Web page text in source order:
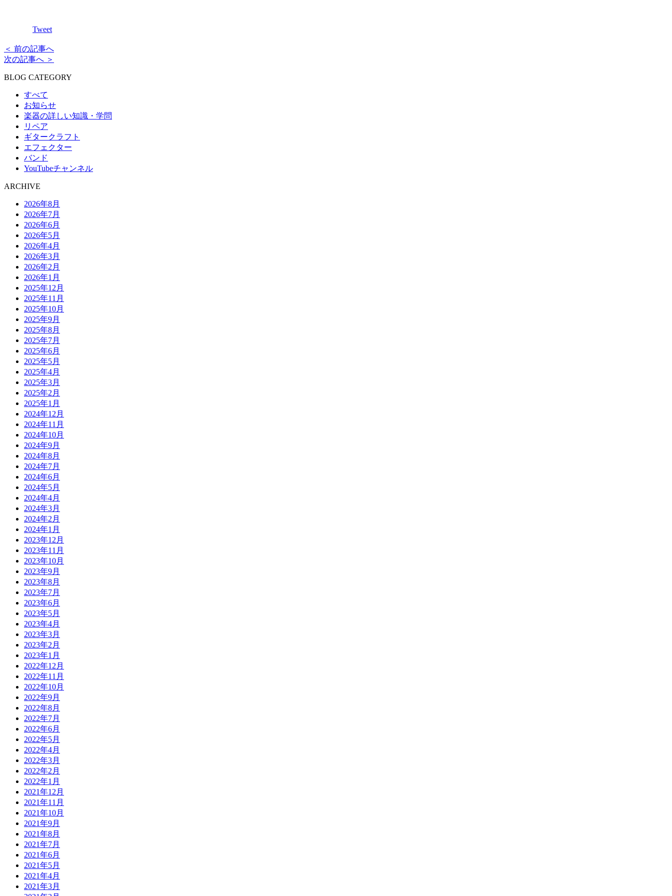
Tweet
＜ 前の記事へ
次の記事へ ＞
BLOG CATEGORY
すべて
お知らせ
楽器の詳しい知識・学問
リペア
ギタークラフト
エフェクター
バンド
YouTubeチャンネル
ARCHIVE
2026年8月
2026年7月
2026年6月
2026年5月
2026年4月
2026年3月
2026年2月
2026年1月
2025年12月
2025年11月
2025年10月
2025年9月
2025年8月
2025年7月
2025年6月
2025年5月
2025年4月
2025年3月
2025年2月
2025年1月
2024年12月
2024年11月
2024年10月
2024年9月
2024年8月
2024年7月
2024年6月
2024年5月
2024年4月
2024年3月
2024年2月
2024年1月
2023年12月
2023年11月
2023年10月
2023年9月
2023年8月
2023年7月
2023年6月
2023年5月
2023年4月
2023年3月
2023年2月
2023年1月
2022年12月
2022年11月
2022年10月
2022年9月
2022年8月
2022年7月
2022年6月
2022年5月
2022年4月
2022年3月
2022年2月
2022年1月
2021年12月
2021年11月
2021年10月
2021年9月
2021年8月
2021年7月
2021年6月
2021年5月
2021年4月
2021年3月